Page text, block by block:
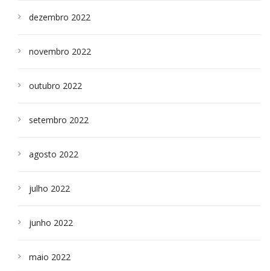
dezembro 2022
novembro 2022
outubro 2022
setembro 2022
agosto 2022
julho 2022
junho 2022
maio 2022